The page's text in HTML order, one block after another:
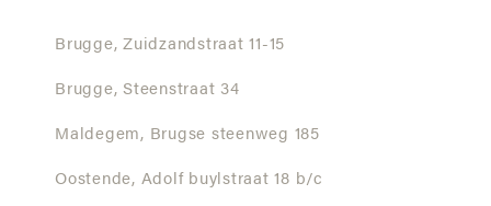
Brugge, Zuidzandstraat 11-15
Brugge, Steenstraat 34
Maldegem, Brugse steenweg 185
Oostende, Adolf buylstraat 18 b/c